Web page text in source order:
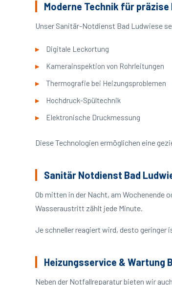
Moderne Technik für präzise
Unser Sanitär-Notdienst Bad Ludwiese
Digitale Leckortung
Kamerainspektion von Rohrleitungen
Thermografie bei Heizungsproblemen
Hochdruck-Spültechnik
Elektronische Druckmessung
Diese Technologien ermöglichen eine
Sanitär Notdienst Bad
Ob mitten in der Nacht, am Wochenende
Wasseraustritt zählt jede Minute.
Je schneller reagiert wird, desto
Heizungsservice & Wartung
Neben der Notfallreparatur bieten wir